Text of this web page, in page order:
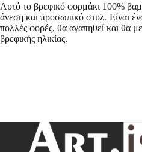
Αυτό το βρεφικό φορμάκι 100%
άνεση και προσωπικό στυλ. Είναι
πολλές φορές, θα αγαπηθεί και θα
βρεφικής ηλικίας.